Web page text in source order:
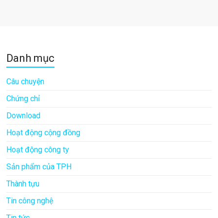
Danh mục
Câu chuyện
Chứng chỉ
Download
Hoạt động cộng đồng
Hoạt động công ty
Sản phẩm của TPH
Thành tựu
Tin công nghệ